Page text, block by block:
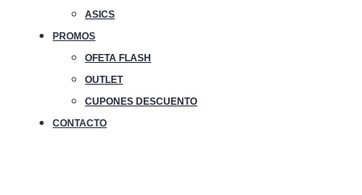
ASICS
PROMOS
OFETA FLASH
OUTLET
CUPONES DESCUENTO
CONTACTO